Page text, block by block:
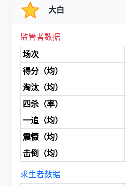
大白
监管者数据
场次
得分（均）
淘汰（均）
四杀（率）
一追（均）
震慑（均）
击倒（均）
求生者数据